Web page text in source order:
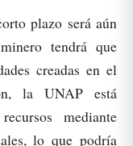
plazo será aún
tendrá que
creadas en el
la UNAP está
mediante
lo que podría